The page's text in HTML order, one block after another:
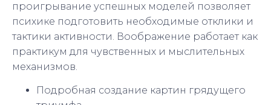
проигрывание успешных моделей позволяет
психике подготовить необходимые отклики и
тактики активности. Воображение работает как
практикум для чувственных и мыслительных
механизмов.
Подробная создание картин грядущего